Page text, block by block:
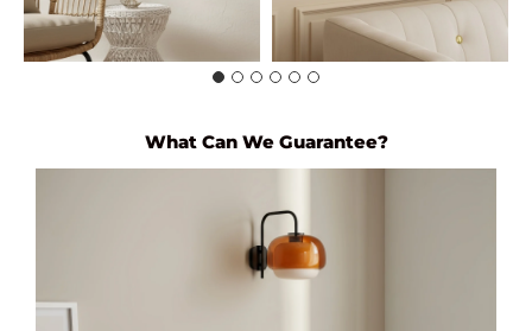
What Can We Guarantee?